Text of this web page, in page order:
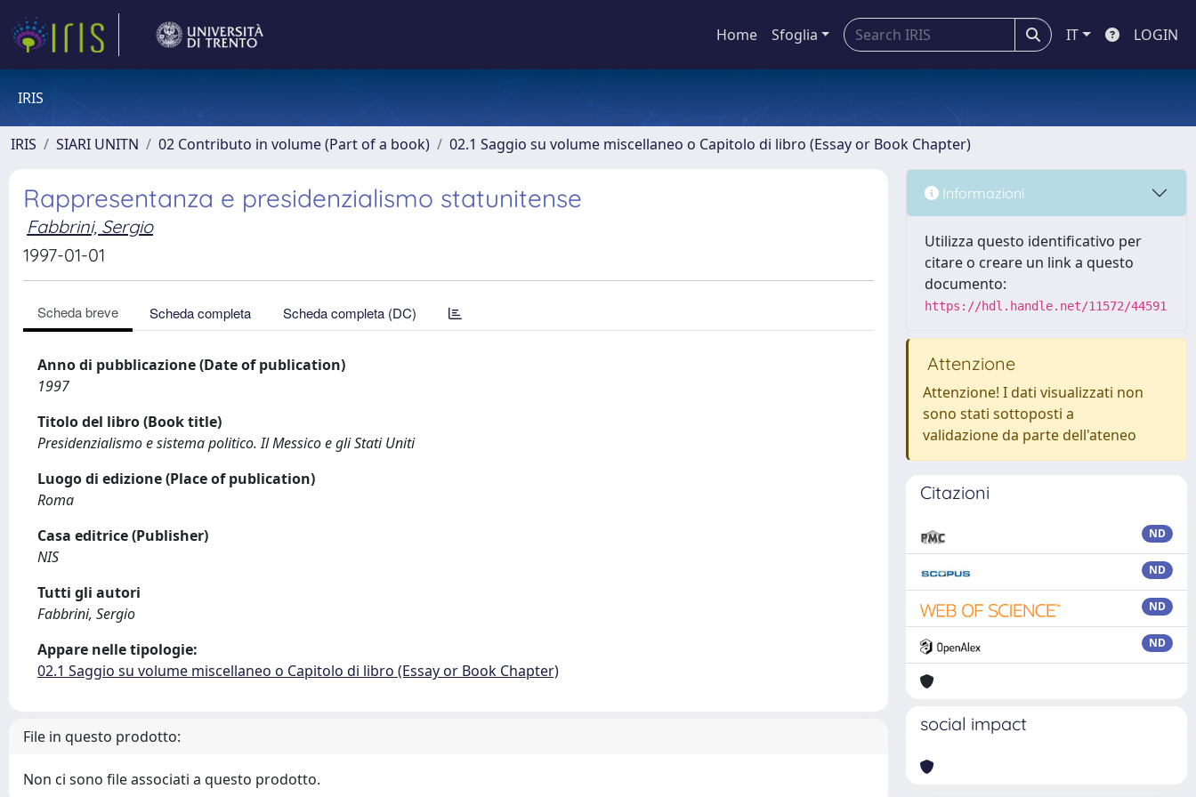
Home Sfoglia IT LOGIN
IRIS
IRIS SIARI UNITN 02 Contributo in volume (Part of a book) 02.1 Saggio su volume miscellaneo o Capitolo di libro (Essay or Book Chapter)
Rappresentanza e presidenzialismo statunitense
Fabbrini, Sergio
1997-01-01
Scheda breve Scheda completa Scheda completa (DC)
Anno di pubblicazione (Date of publication)
1997
Titolo del libro (Book title)
Presidenzialismo e sistema politico. Il Messico e gli Stati Uniti
Luogo di edizione (Place of publication)
Roma
Casa editrice (Publisher)
NIS
Tutti gli autori
Fabbrini, Sergio
Appare nelle tipologie:
02.1 Saggio su volume miscellaneo o Capitolo di libro (Essay or Book Chapter)
File in questo prodotto:
Non ci sono file associati a questo prodotto.
Informazioni
Utilizza questo identificativo per
citare o creare un link a questo
documento:
https://hdl.handle.net/11572/44591
Attenzione
Attenzione! I dati visualizzati non
sono stati sottoposti a
validazione da parte dell'ateneo
Citazioni
ND
ND
ND
ND
social impact